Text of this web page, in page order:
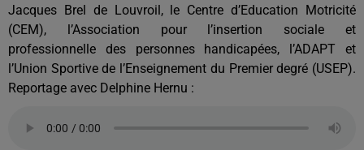
Jacques Brel de Louvroil, le Centre d’Education Motricité
(CEM), l’Association pour l’insertion sociale et
professionnelle des personnes handicapées, l’ADAPT et
l’Union Sportive de l’Enseignement du Premier degré (USEP).
Reportage avec Delphine Hernu :